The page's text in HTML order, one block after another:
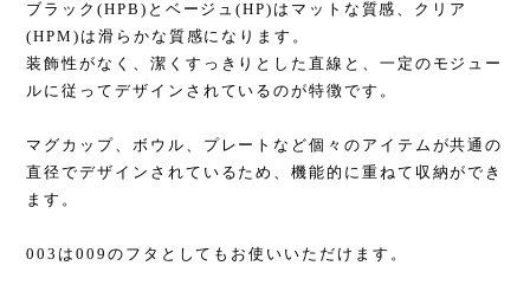
ブラック(HPB)とベージュ(HP)はマットな質感、クリア
(HPM)は滑らかな質感になります。
装飾性がなく、潔くすっきりとした直線と、一定のモジュー
ルに従ってデザインされているのが特徴です。
マグカップ、ボウル、プレートなど個々のアイテムが共通の
直径でデザインされているため、機能的に重ねて収納ができ
ます。
003は009のフタとしてもお使いいただけます。